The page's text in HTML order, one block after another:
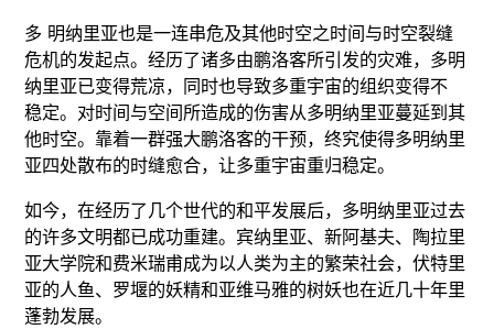
多 明纳里亚也是一连串危及其他时空之时间与时空裂缝
危机的发起点。经历了诸多由鹏洛客所引发的灾难，多明
纳里亚已变得荒凉，同时也导致多重宇宙的组织变得不
稳定。对时间与空间所造成的伤害从多明纳里亚蔓延到其
他时空。靠着一群强大鹏洛客的干预，终究使得多明纳里
亚四处散布的时缝愈合，让多重宇宙重归稳定。
如今，在经历了几个世代的和平发展后，多明纳里亚过去
的许多文明都已成功重建。宾纳里亚、新阿基夫、陶拉里
亚大学院和费米瑞甫成为以人类为主的繁荣社会，伏特里
亚的人鱼、罗堰的妖精和亚维马雅的树妖也在近几十年里
蓬勃发展。